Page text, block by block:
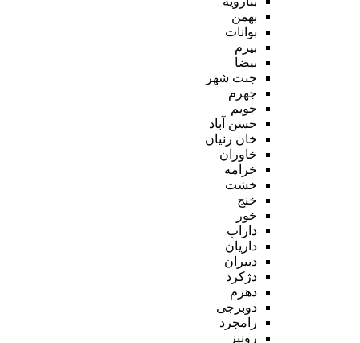
بهمن
بوانات
بیرم
بیضا
جنت شهر
جهرم
جویم
حسن آباد
خان زنیان
خاوران
خرامه
خشت
خنج
خور
داراب
داریان
دبیران
دژکرد
دهرم
دوبرجی
رامجرد
رونیز